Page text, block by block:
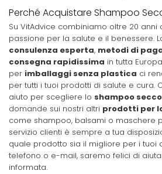
Perché Acquistare Shampoo
Su VitAdvice combiniamo oltre 20 anni
passione per la salute e il benessere.
consulenza esperta, metodi di
consegna rapidissima in tutta
per imballaggi senza plastica ci
per tutti i tuoi prodotti di salute e cura.
aiuto per scegliere lo shampoo secco
domande sui nostri altri prodotti per
come shampoo, balsami o maschere
servizio clienti è sempre a tua
quale prodotto sia il migliore per i tuoi
telefono o e-mail, saremo felici di
informata.